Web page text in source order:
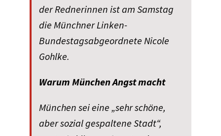
der Rednerinnen ist am Samstag
die Münchner Linken-
Bundestagsabgeordnete Nicole
Gohlke.
Warum München Angst macht
München sei eine „sehr schöne,
aber sozial gespaltene Stadt“,